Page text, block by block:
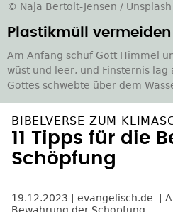
© Naja Bertolt-Jensen / Unsplash
Plastikmüll vermeiden
Am Anfang schuf Gott Himmel
wüst und leer, und Finsternis
Gottes schwebte über dem
BIBELVERSE ZUM
11 Tipps für die
Schöpfung
19.12.2023 evangelisch.de